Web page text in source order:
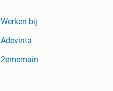
Werken bij
Adevinta
2ememain